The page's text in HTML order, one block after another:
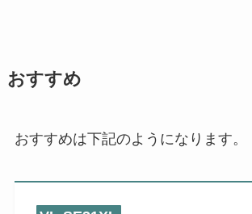
おすすめ
おすすめは下記のようになります。